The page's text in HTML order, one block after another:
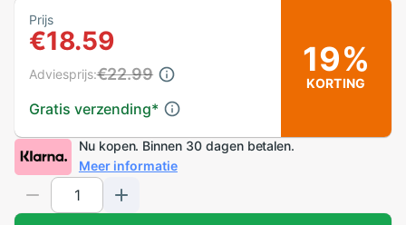
Prijs
€18.59
Gratis verzending*
Adviesprijs:€22.99 19%
KORTING
Nu kopen. Binnen 30 dagen betalen.
Meer informatie